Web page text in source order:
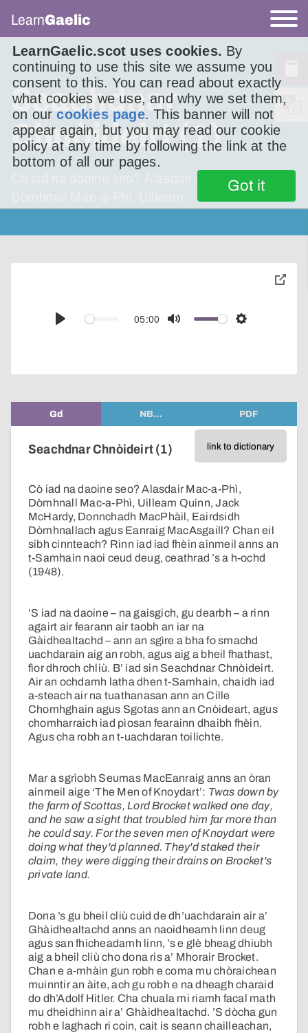
LearnGaelic.scot uses cookies. By
continuing to use this site we assume you
consent to this. You can read about exactly
what cookies we use, and why we set them,
on ourcookies page. This banner will not
appear again, but you may read our cookie
policy at any time by following the link at the
bottom of all our pages.
Got it
LearnGaelic
Seachdnar
Chnòideirt (1)
Cò iad na daoine seo? Alasdair Mac-a-Phì,
Play
05:00
Mute Settings
toggle
Gd NB… PDF
link to dictionary
Seachdnar Chnòideirt (1)
Cò iad na daoine seo? Alasdair Mac-a-Phì,
Dòmhnall Mac-a-Phì, Uilleam Quinn, Jack
McHardy, Donnchadh MacPhàil, Eairdsidh
Dòmhnallach agus Eanraig MacAsgaill? Chan eil
sibh cinnteach? Rinn iad iad fhèin ainmeil anns an
t-Samhain naoi ceud deug, ceathrad ’s a h-ochd
(1948).
’S iad na daoine – na gaisgich, gu dearbh – a rinn
agairt air fearann air taobh an iar na
Gàidhealtachd – ann an sgìre a bha fo smachd
uachdarain aig an robh, agus aig a bheil fhathast,
fìor dhroch chliù. B’ iad sin Seachdnar Chnòideirt.
Air an ochdamh latha dhen t-Samhain, chaidh iad
a-steach air na tuathanasan ann an Cille
Chomhghain agus Sgotas ann an Cnòideart, agus
chomharraich iad pìosan fearainn dhaibh fhèin.
Agus cha robh an t-uachdaran toilichte.
Mar a sgrìobh Seumas MacEanraig anns an òran
ainmeil aige ‘The Men of Knoydart’: Twas down by
the farm of Scottas, Lord Brocket walked one day,
and he saw a sight that troubled him far more than
he could say. For the seven men of Knoydart were
doing what they'd planned. They'd staked their
claim, they were digging their drains on Brocket's
private land.
Dona ’s gu bheil cliù cuid de dh’uachdarain air a’
Ghàidhealtachd anns an naoidheamh linn deug
agus san fhicheadamh linn, ’s e glè bheag dhiubh
aig a bheil cliù cho dona ris a’ Mhorair Brocket.
Chan e a-mhàin gun robh e coma mu chòraichean
muinntir an àite, ach gu robh e na dheagh charaid
do dh’Adolf Hitler. Cha chuala mi riamh facal math
mu dheidhinn air a’ Ghàidhealtachd. ’S dòcha gun
robh e laghach ri coin, cait is seann chailleachan,